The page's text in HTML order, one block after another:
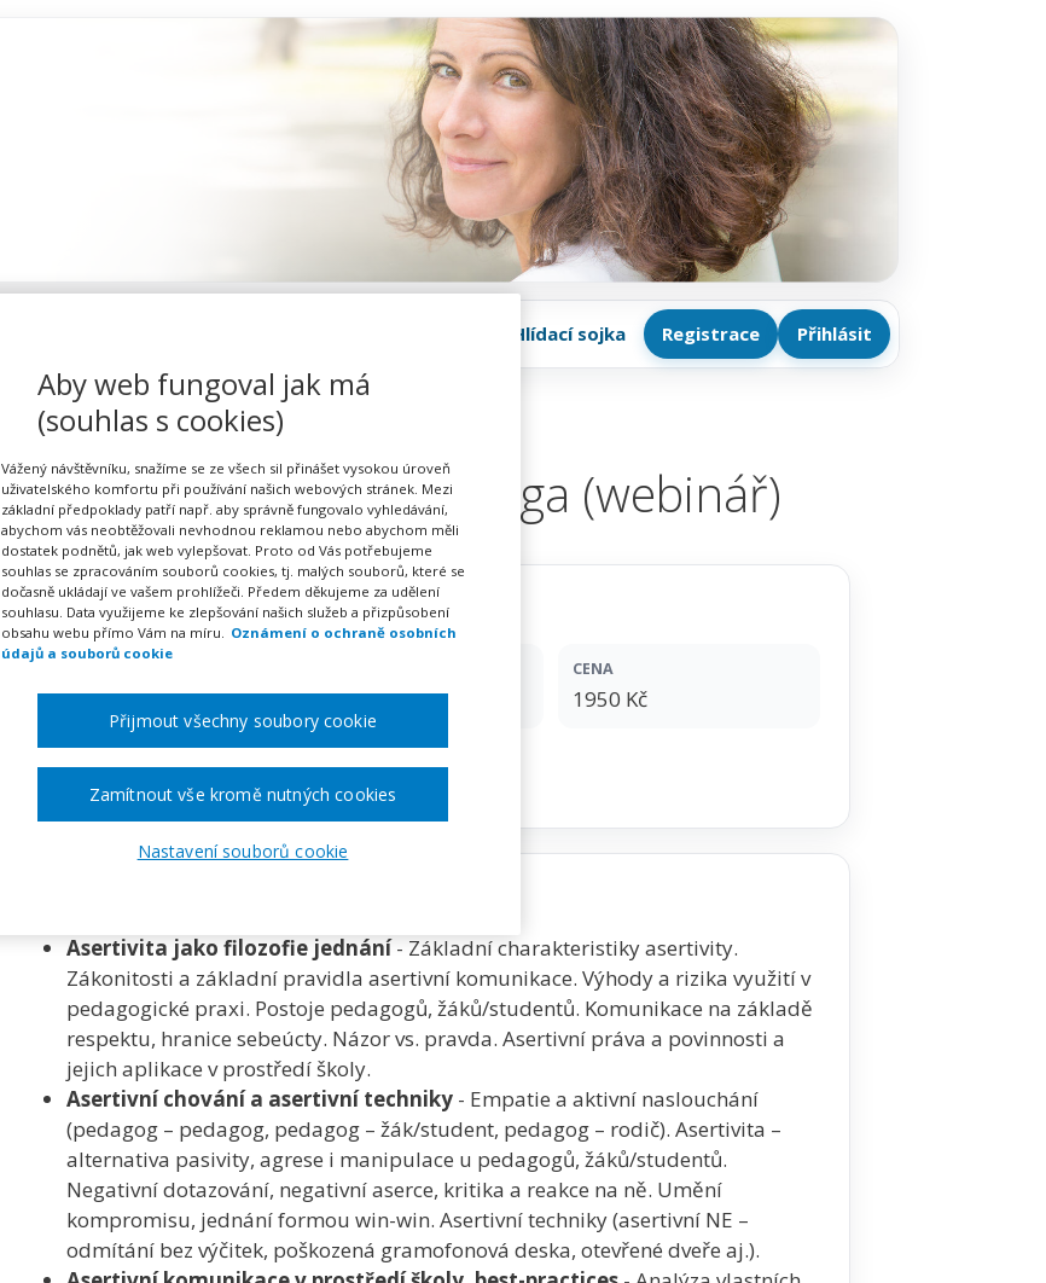
Hlídací sojka Registrace Přihlásit
Asertivita v životě pedagoga (webinář)
PořádáZřetel, s.r.o.
TERMÍN
27. 01. 2027 ONLINE
CENA
1950 Kč
Zobrazit akci na webu pořadatele
Asertivita jako filozofie jednání- Základní charakteristiky asertivity.
Zákonitosti a základní pravidla asertivní komunikace. Výhody a rizika využití v
pedagogické praxi. Postoje pedagogů, žáků/studentů. Komunikace na základě
respektu, hranice sebeúcty. Názor vs. pravda. Asertivní práva a povinnosti a
jejich aplikace v prostředí školy.
Asertivní chování a asertivní techniky - Empatie a aktivní naslouchání
(pedagog – pedagog, pedagog – žák/student, pedagog – rodič). Asertivita –
alternativa pasivity, agrese i manipulace u pedagogů, žáků/studentů.
Negativní dotazování, negativní aserce, kritika a reakce na ně. Umění
kompromisu, jednání formou win-win. Asertivní techniky (asertivní NE –
odmítání bez výčitek, poškozená gramofonová deska, otevřené dveře aj.).
Aby web fungoval jak má
(souhlas s cookies)
Vážený návštěvníku, snažíme se ze všech sil přinášet vysokou úroveň
uživatelského komfortu při používání našich webových stránek. Mezi
základní předpoklady patří např. aby správně fungovalo vyhledávání,
abychom vás neobtěžovali nevhodnou reklamou nebo abychom měli
dostatek podnětů, jak web vylepšovat. Proto od Vás potřebujeme
souhlas se zpracováním souborů cookies, tj. malých souborů, které se
dočasně ukládají ve vašem prohlížeči. Předem děkujeme za udělení
souhlasu. Data využijeme ke zlepšování našich služeb a přizpůsobení
obsahu webu přímo Vám na míru.
Oznámení o ochraně osobních
údajů a souborů cookie
Nastavení souborů cookie
Zamítnout vše kromě nutných cookies
Přijmout všechny soubory cookie